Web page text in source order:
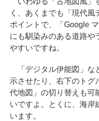
く、あくまでも「現代
ポイントで、「Google
にも馴染みのある道路や
やすいですね。
「デジタル伊能図」な
示させたり、右下のトグ
代地図」の切り替えも可
いですよ。とくに、海岸
います。